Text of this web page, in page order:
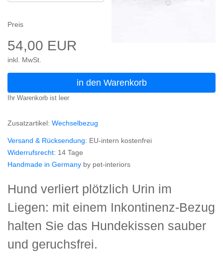
Preis
54,00 EUR
inkl. MwSt.
in den Warenkorb
Ihr Warenkorb ist leer
Zusatzartikel: Wechselbezug
Versand & Rücksendung: EU-intern kostenfrei
Widerrufsrecht: 14 Tage
Handmade in Germany by pet-interiors
Hund verliert plötzlich Urin im
Liegen: mit einem Inkontinenz-Bezug
halten Sie das Hundekissen sauber
und geruchsfrei.